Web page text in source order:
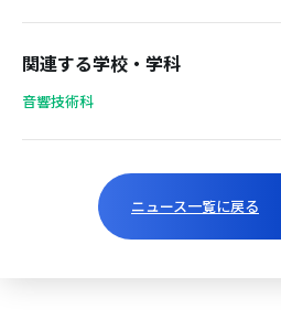
関連する学校・学科
音響技術科
ニュース一覧に戻る